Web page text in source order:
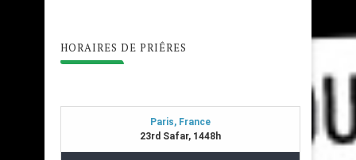
HORAIRES DE PRIÊRES